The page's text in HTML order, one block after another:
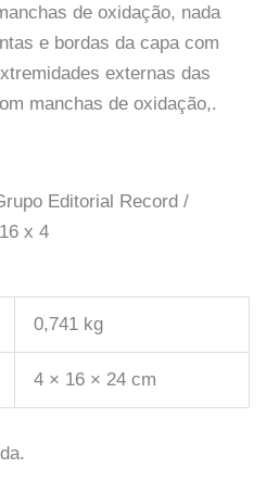
de oxidação, nada
e bordas da capa com
externas das
manchas de oxidação,.
Editorial Record /
x 4
0,741 kg
4 × 16 × 24 cm